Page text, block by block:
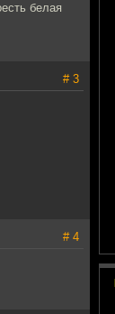
белая
# 3
# 4